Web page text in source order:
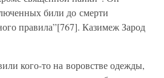
били до смерти
правила”[767]. Казимеж Зарод
кого-то на воровстве одежды,